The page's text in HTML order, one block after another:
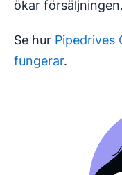
ökar försäljningen.
Se hur Pipedrives
fungerar.